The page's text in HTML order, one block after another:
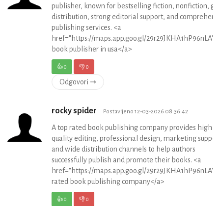
publisher, known for bestselling fiction, nonfiction,
distribution, strong editorial support, and
publishing services. <a
href="https://maps.app.goo.gl/
book publisher in usa</a>
👍0 👎0
Odgovori ⇾
rocky spider Postavljeno 12-03-2026 08:36:42
A top rated book publishing company provides high-
quality editing, professional design, marketing
and wide distribution channels to help authors
successfully publish and promote their books. <a
href="https://maps.app.goo.gl/
rated book publishing company</a>
👍0 👎0